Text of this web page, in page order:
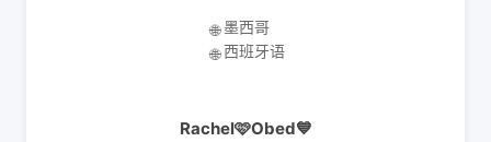
🌐 墨西哥
🌐 西班牙语
Rachel🩷Obed💙